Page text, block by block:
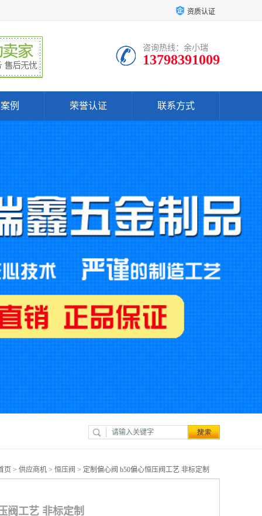
资质认证
咨询热线：余小瑞
13798391009
例 荣誉认证 联系方式
页 > 供应商机 > 恒压阀 > 定制偏心阀 b50偏心恒压阀工艺 非标定制
阀工艺 非标定制